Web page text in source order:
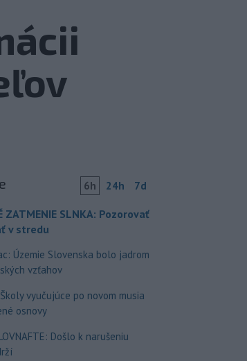
6h 24h 7d
ZATMENIE SLNKA: Pozorovať
v stredu
Územie Slovenska bolo jadrom
vzťahov
vyučujúce po novom musia
osnovy
Došlo k narušeniu